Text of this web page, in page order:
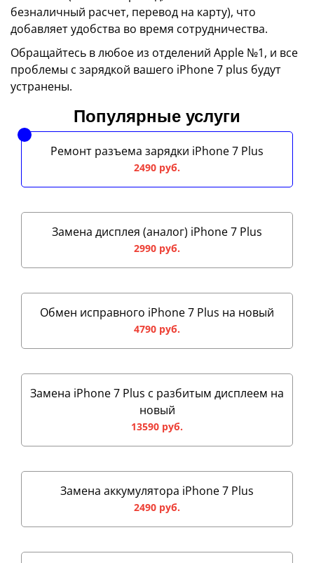
безналичный расчет, перевод на карту), что
добавляет удобства во время сотрудничества.
Обращайтесь в любое из отделений Apple №1, и все
проблемы с зарядкой вашего iPhone 7 plus будут
устранены.
Популярные услуги
Ремонт разъема зарядки iPhone 7 Plus
2490 руб.
Замена дисплея (аналог) iPhone 7 Plus
2990 руб.
Обмен исправного iPhone 7 Plus на новый
4790 руб.
Замена iPhone 7 Plus с разбитым дисплеем на
новый
13590 руб.
Замена аккумулятора iPhone 7 Plus
2490 руб.